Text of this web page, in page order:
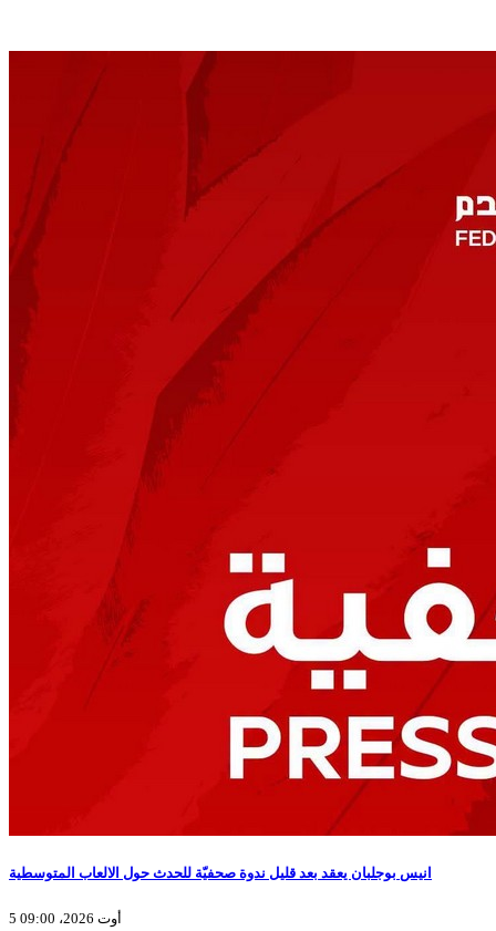
انيس بوجلبان يعقد بعد قليل ندوة صحفيّة للحدث حول الالعاب المتوسطية
5 أوت 2026، 09:00